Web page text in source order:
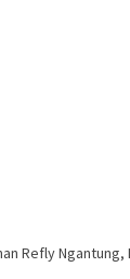
Refly